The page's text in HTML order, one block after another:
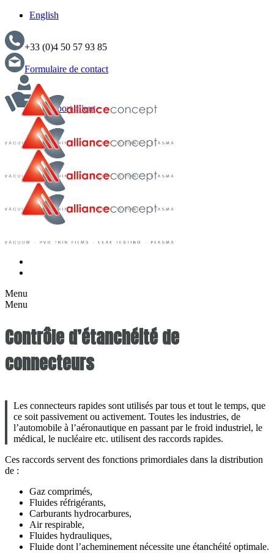
English
+33 (0)4 50 57 93 85
Formulaire de contact
Support client
Menu
Menu
Contrôle d’étanchéité de
connecteurs
Les connecteurs rapides sont utilisés par tous et tout le temps, que
ce soit passivement ou activement. Toutes les industries, de
l’automobile à l’aéronautique en passant par le froid industriel, le
médical, le nucléaire etc. utilisent des raccords rapides.
Ces raccords servent des fonctions primordiales dans la distribution
de :
Gaz comprimés,
Fluides réfrigérants,
Carburants hydrocarbures,
Air respirable,
Fluides hydrauliques,
Fluide dont l’acheminement nécessite une étanchéité optimale.